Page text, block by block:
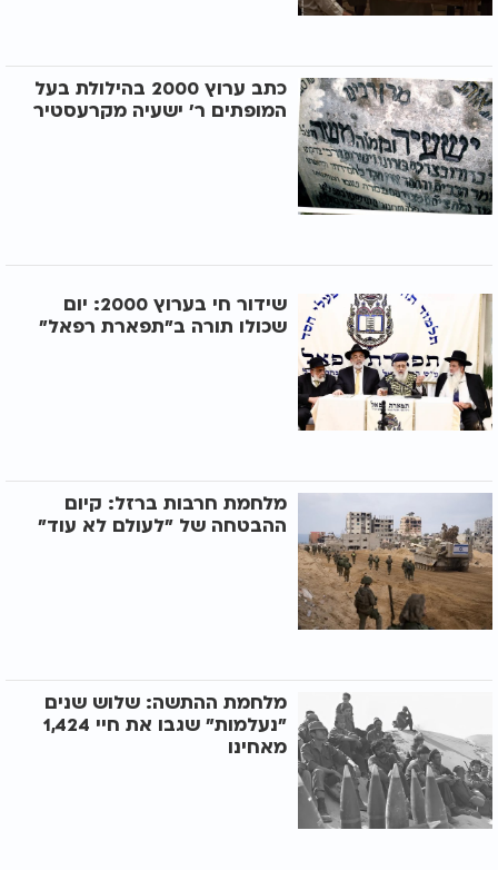
כתב ערוץ 2000 בהילולת בעל
המופתים ר' ישעיה מקרעסטיר
שידור חי בערוץ 2000: יום
שכולו תורה ב"תפארת רפאל"
מלחמת חרבות ברזל: קיום
ההבטחה של "לעולם לא עוד"
מלחמת ההתשה: שלוש שנים
"נעלמות" שגבו את חיי 1,424
מאחינו